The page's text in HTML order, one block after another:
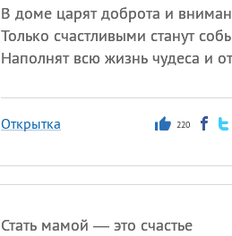
В доме царят доброта и
Только счастливыми станут
Наполнят всю жизнь чудеса и
Открытка 220
Стать мамой — это счастье